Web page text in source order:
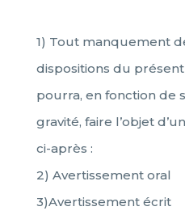
1) Tout manquement
dispositions du
pourra, en fonction de
gravité, faire l’objet
ci-après :
2) Avertissement oral
3)Avertissement écrit